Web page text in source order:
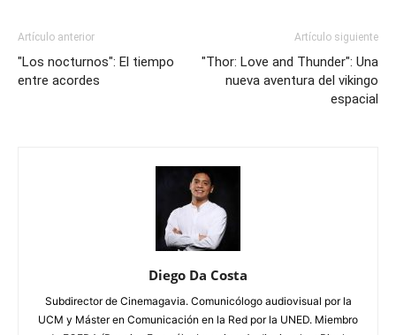
Artículo anterior
"Los nocturnos": El tiempo
entre acordes
Artículo siguiente
"Thor: Love and Thunder": Una
nueva aventura del vikingo
espacial
Diego Da Costa
Subdirector de Cinemagavia. Comunicólogo audiovisual por la
UCM y Máster en Comunicación en la Red por la UNED. Miembro